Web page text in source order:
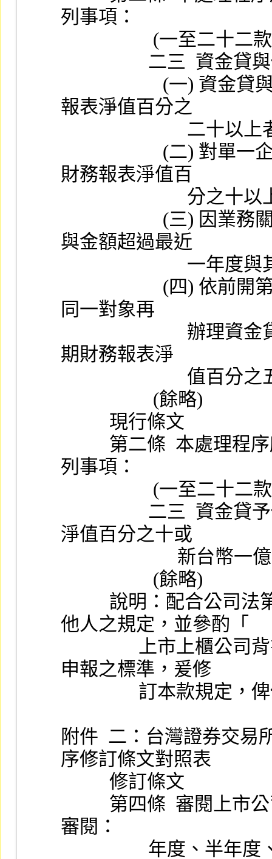
列事項：
(一至二
報表淨值百分之
財務報表淨值百
與金額超過最近
同一對象再
期財務報表淨
                   (餘略)
          現行條文
列事項：
(一至二
淨值百分之十或
                   (餘略)
他人之規定，並參酌「
申報之標準，爰修
訂
附件  二：台灣證券交易
序修訂條文對照表
          修訂條文
審閱：